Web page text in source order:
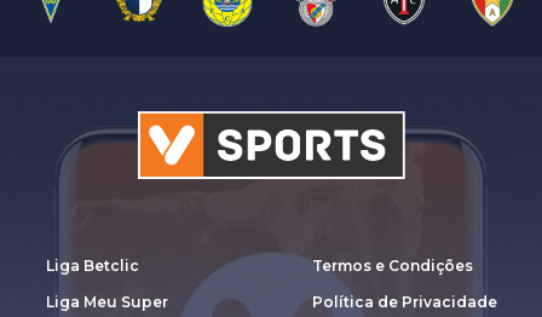
Liga Betclic
Liga Meu Super
Termos e Condições
Política de Privacidade